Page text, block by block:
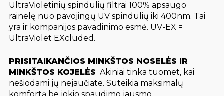
UltraVioletinių spindulių filtrai 100% apsaugo
rainelę nuo pavojingų UV spindulių iki 400nm. Tai
yra ir kompanijos pavadinimo esmė. UV-EX =
UltraViolet EXcluded.
PRISITAIKANČIOS MINKŠTOS NOSELĖS IR
MINKŠTOS KOJELĖS  Akiniai tinka tuomet, kai
nešiodami jų nejaučiate. Suteikia maksimalų
komfortą be jokio spaudimo jausmo.